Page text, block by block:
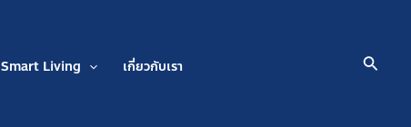
Smart Living เกี่ยวกับเรา